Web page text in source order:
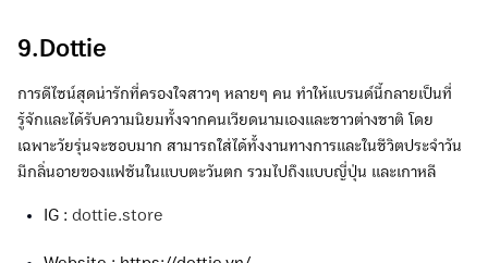
9.Dottie
การดีไซน์สุดน่ารักที่ครองใจสาวๆ หลายๆ คน ทำให้แบรนด์นี้กลายเป็นที่
รู้จักและได้รับความนิยมทั้งจากคนเวียดนามเองและชาวต่างชาติ โดย
เฉพาะวัยรุ่นจะชอบมาก สามารถใส่ได้ทั้งงานทางการและในชีวิตประจำวัน
มีกลิ่นอายของแฟชันในแบบตะวันตก รวมไปถึงแบบญี่ปุ่น และเกาหลี
IG : dottie.store